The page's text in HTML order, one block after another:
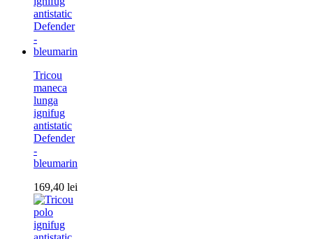
Tricou
maneca
lunga
ignifug
antistatic
Defender
-
bleumarin
169,40 lei